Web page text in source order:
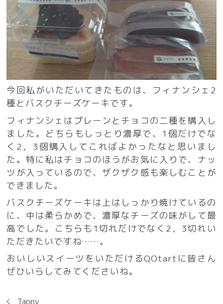
今回私がいただいてきたものは、フィナンシェ2
種とバスクチーズケーキです。
フィナンシェはプレーンとチョコの二種を購入し
ました。どちらもしっとり濃厚で、1個だけでな
く2，3個購入してこればよかったなと思いまし
た。特に私はチョコのほうがお気に入りで、ナッ
ツが入っているので、ザクザク感も楽しむことが
できました。
バスクチーズケーキは上はしっかり焼けているの
に、中は柔らかめで、濃厚なチーズの味がして最
高でした。こちらも1切れだけでなく2，3切れい
ただきたいですね……。
おいしいスイーツをいただけるQOtartに皆さん
ぜひいらしてみてくださいね。
Tappy